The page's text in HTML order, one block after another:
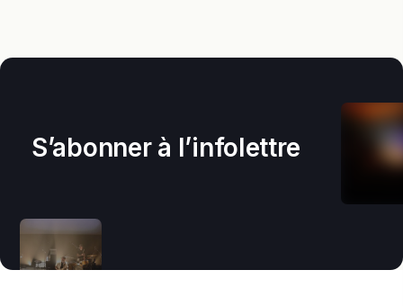
S’abonner à l’infolettre